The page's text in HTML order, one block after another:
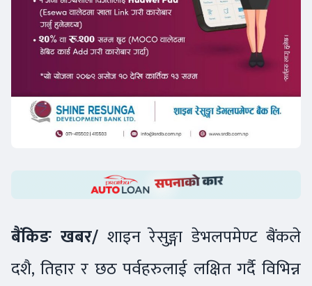
बैंकिङ खबर/ शाइन रेसुङ्गा डेभलपमेण्ट बैंकले
दशै, तिहार र छठ पर्वहरुलाई लक्षित गर्दै विभिन्न